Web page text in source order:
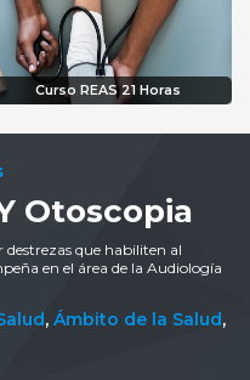
Curso REAS 21 Horas
Otoscopia
destrezas que habiliten al
en el área de la Audiología
, Ámbito de la Salud,